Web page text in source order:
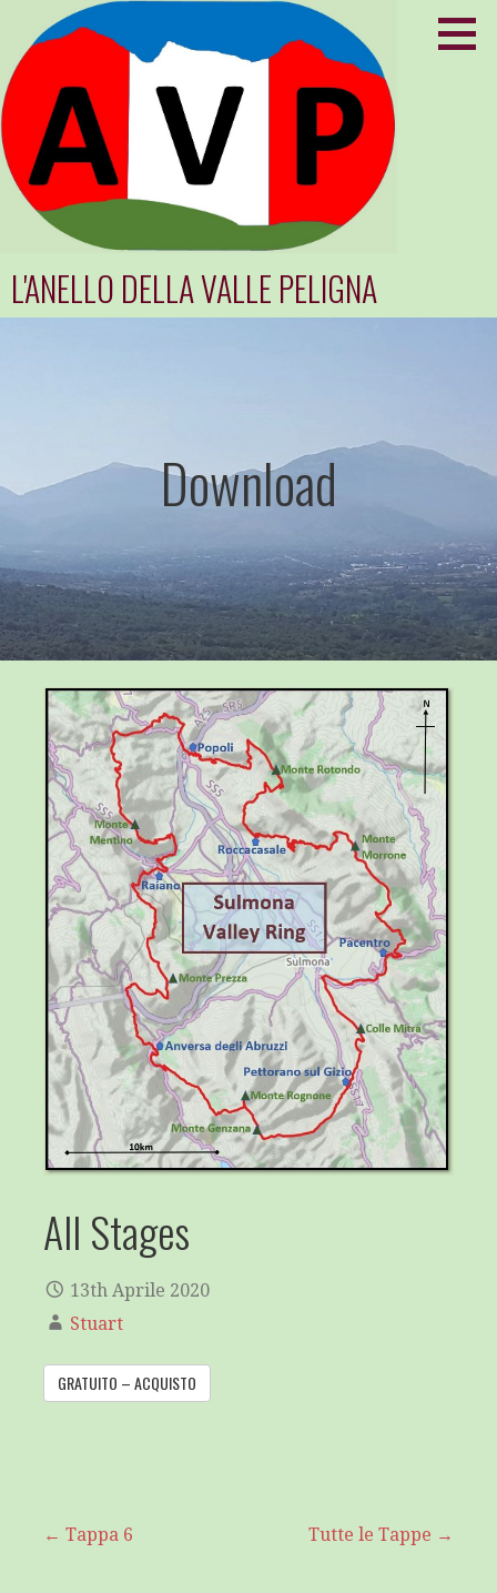
contenuto
L'ANELLO DELLA VALLE PELIGNA
Download
All Stages
13th Aprile 2020
Stuart
GRATUITO – ACQUISTO
Navigazione
← Tappa 6 Tutte le Tappe →